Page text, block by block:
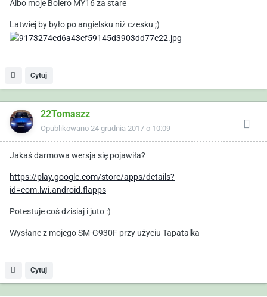
Albo moje Bolero MY16 za stare
Latwiej by było po angielsku niż czesku ;)
Cytuj
22Tomaszz
Opublikowano 24 grudnia 2017 o 10:09
Jakaś darmowa wersja się pojawiła?
https://play.google.com/store/apps/details?
id=com.lwi.android.flapps
Potestuje coś dzisiaj i juto :)
Wysłane z mojego SM-G930F przy użyciu Tapatalka
Cytuj